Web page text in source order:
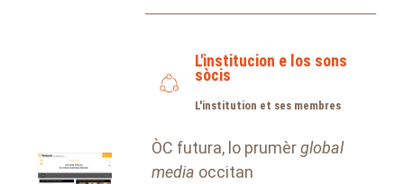
L'institucion e los sons
sòcis
L'institution et ses membres
ÒC futura, lo prumèrglobal
media occitan